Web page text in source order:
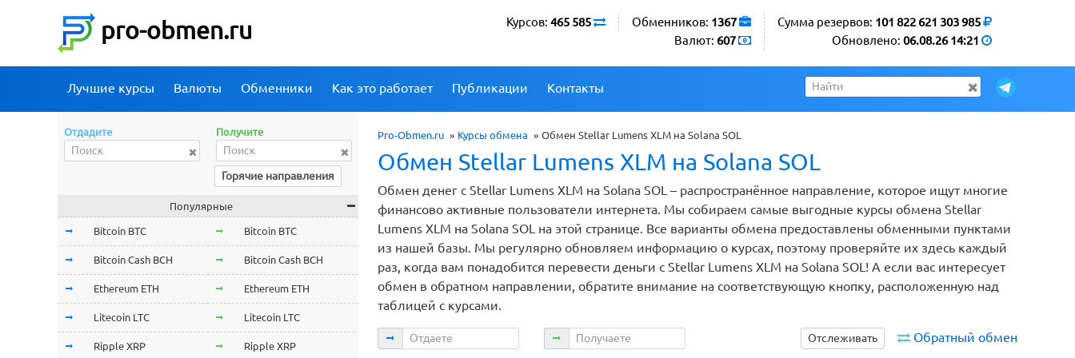
pro-obmen.ru Сумма резервов: 101 822 621 303 985
Обновлено: 06.08.26 14:21
Обменников: 1367
Валют: 607
Курсов: 465 585
Лучшие курсы Валюты Обменники Как это работает Публикации Контакты
Pro-Obmen.ru » Курсы обмена » Обмен Stellar Lumens XLM на Solana SOL
Обмен Stellar Lumens XLM на Solana SOL
Обмен денег с Stellar Lumens XLM на Solana SOL – распространённое направление, которое ищут многие
финансово активные пользователи интернета. Мы собираем самые выгодные курсы обмена Stellar
Lumens XLM на Solana SOL на этой странице. Все варианты обмена предоставлены обменными пунктами
из нашей базы. Мы регулярно обновляем информацию о курсах, поэтому проверяйте их здесь каждый
раз, когда вам понадобится перевести деньги с Stellar Lumens XLM на Solana SOL! А если вас интересует
обмен в обратном направлении, обратите внимание на соответствующую кнопку, расположенную над
таблицей с курсами.
Обратный обмен
Отслеживать
Отдаете Получаете
Отдадите Получите
Горячие направления
Популярные
Bitcoin BTC Bitcoin BTC
Bitcoin Cash BCH Bitcoin Cash BCH
Ethereum ETH Ethereum ETH
Litecoin LTC Litecoin LTC
Ripple XRP Ripple XRP